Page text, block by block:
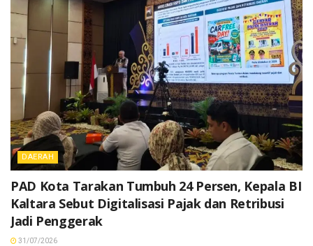
DAERAH
PAD Kota Tarakan Tumbuh 24 Persen, Kepala BI
Kaltara Sebut Digitalisasi Pajak dan Retribusi
Jadi Penggerak
31/07/2026